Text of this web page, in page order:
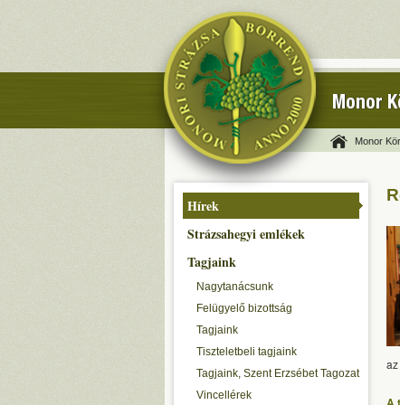
Monor
Monor
Hírek
Strázsahegyi emlékek
Tagjaink
Nagytanácsunk
Felügyelő bizottság
Tagjaink
Tiszteletbeli tagjaink
Tagjaink, Szent Erzsébet Tagozat
Vincellérek